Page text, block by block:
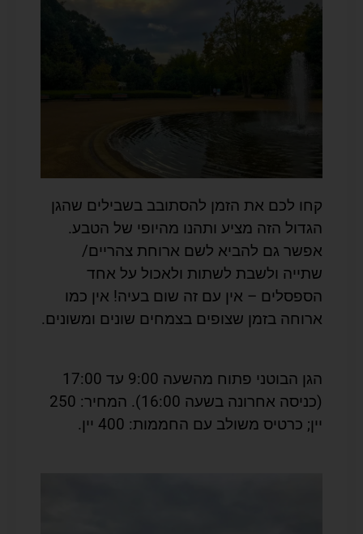
קחו לכם את הזמן להסתובב בשבילים שהגן
הגדול הזה מציע ותהנו מהיופי של הטבע.
אפשר גם להביא לשם ארוחת צהריים/
שתייה ולשבת לשתות ולאכול על אחד
הספסלים – אין עם זה שום בעיה! אין כמו
ארוחה בזמן שצופים בצמחים שונים ומשונים.
הגן הבוטני פתוח מהשעה 9:00 עד 17:00
(כניסה אחרונה בשעה 16:00). המחיר: 250
יין; כרטיס משולב עם החממות: 400 יין.